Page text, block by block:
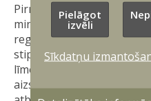
Pirmo reizi tiekoties
ministri tikšanās
regulāru sadarbību
stiprināšanai gan
līmenī, kā arī par
aizsardzības līnijas
Pielāgot
izvēli
Sīkdatņu